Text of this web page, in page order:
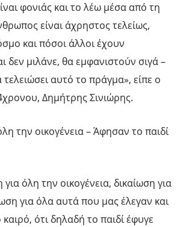
φονιάς και το λέω μέσα από τη
είναι άχρηστος τελείως,
και πόσοι άλλοι έχουν
δεν μιλάνε, θα εμφανιστούν σιγά –
τελειώσει αυτό το πράγμα», είπε ο
Δημήτρης Σινιώρης.
την οικογένεια – Άφησαν το παιδί
για όλη την οικογένεια, δικαίωση για
για όλα αυτά που μας έλεγαν και
ότι δηλαδή το παιδί έφυγε